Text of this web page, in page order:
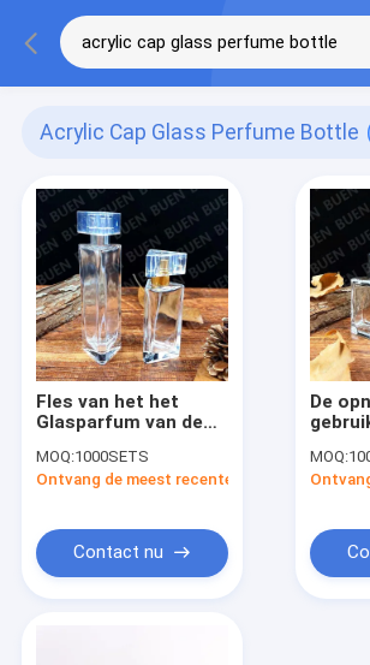
Acrylic Cap Glass Perfume Bottle
Fles van het het
Glasparfum van de
Vriendschappelijke
Driehoek Kleine met
MOQ:1000SETS
Ontvang de meest recente Prijs
Contact nu
De
het
MOQ: